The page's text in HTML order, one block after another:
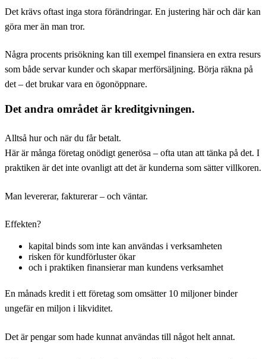
Det krävs oftast inga stora förändringar. En justering här och där kan
göra mer än man tror.
Några procents prisökning kan till exempel finansiera en extra resurs
som både servar kunder och skapar merförsäljning. Börja räkna på
det – det brukar vara en ögonöppnare.
Det andra området är kreditgivningen.
Alltså hur och när du får betalt.
Här är många företag onödigt generösa – ofta utan att tänka på det. I
praktiken är det inte ovanligt att det är kunderna som sätter villkoren.
Man levererar, fakturerar – och väntar.
Effekten?
kapital binds som inte kan användas i verksamheten
risken för kundförluster ökar
och i praktiken finansierar man kundens verksamhet
En månads kredit i ett företag som omsätter 10 miljoner binder
ungefär en miljon i likviditet.
Det är pengar som hade kunnat användas till något helt annat.